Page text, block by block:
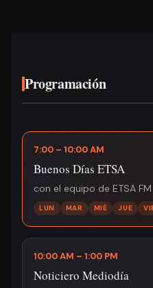
Programación
7:00 – 10:00 AM
Buenos Días ETSA
con el equipo de ETSA FM
LUN MAR MIÉ JUE
10:00 AM – 1:00 PM
Noticiero Mediodía